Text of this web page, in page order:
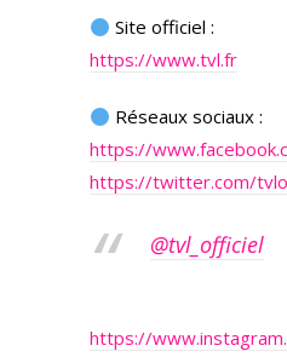
Site officiel :
https://www.tvl.fr
Réseaux sociaux :
https://
https://twitter.com/
@tvl_officiel
https://